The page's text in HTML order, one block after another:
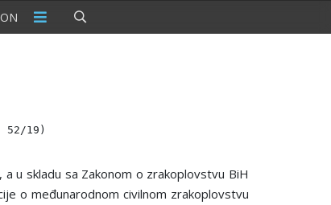
19)
, a u skladu sa Zakonom o zrakoplovstvu BiH
o međunarodnom civilnom zrakoplovstvu